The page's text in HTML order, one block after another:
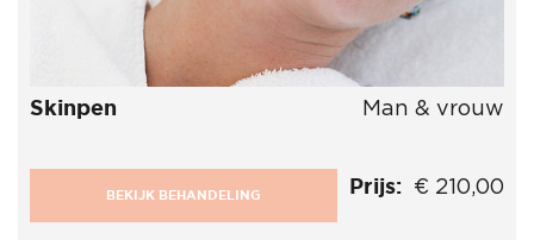
Skinpen Man & vrouw
BEKIJK BEHANDELING Prijs: € 210,00